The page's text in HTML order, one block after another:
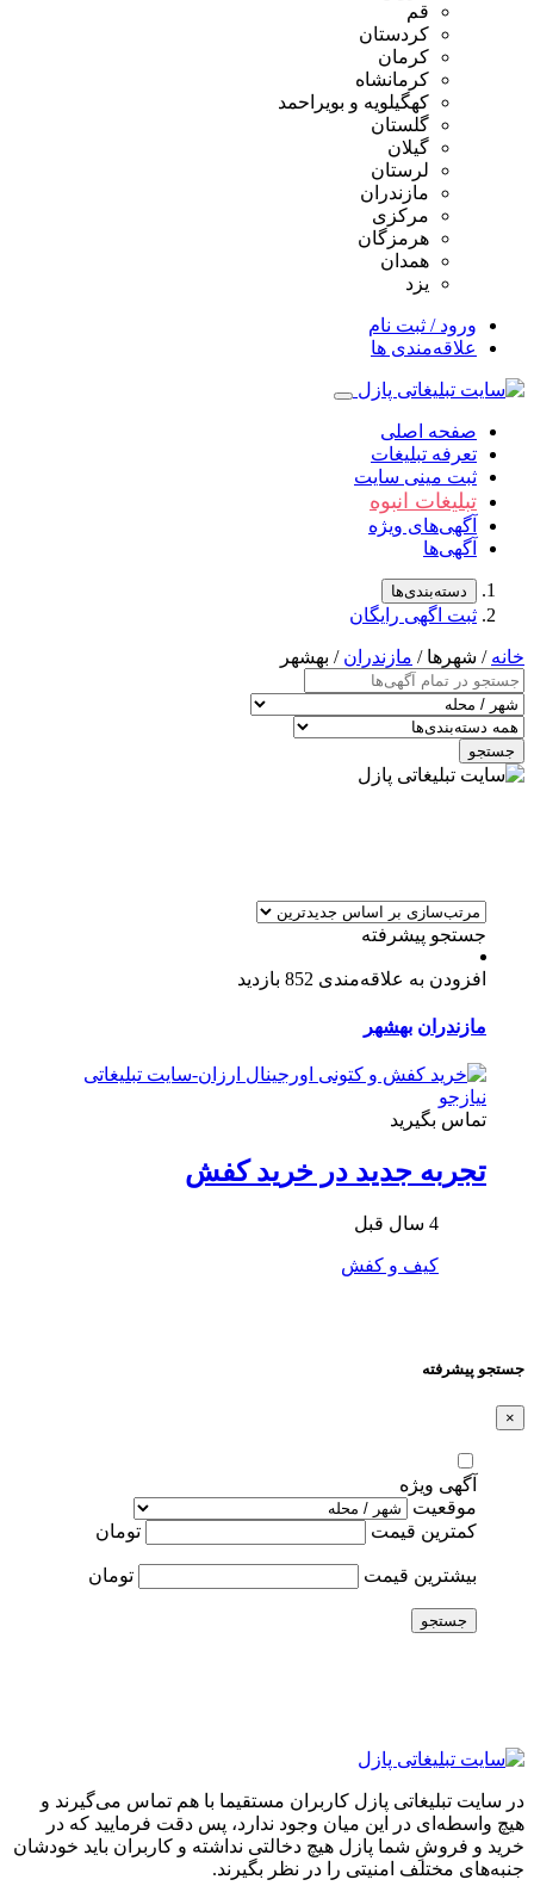
قم
کردستان
کرمان
کرمانشاه
کهگیلویه و بویراحمد
گلستان
گیلان
لرستان
مازندران
مرکزی
هرمزگان
همدان
یزد
ورود / ثبت نام
علاقه‌مندی ها
صفحه اصلی
تعرفه تبلیغات
ثبت مینی سایت
تبلیغات انبوه
آگهی‌های ویژه
آگهی‌ها
دسته‌بندی‌ها
ثبت اگهی رایگان
خانه / شهرها / مازندران / بهشهر
جستجو
جستجو پیشرفته
افزودن به علاقه‌مندی 852 بازدید
مازندران بهشهر
تماس بگیرید
تجربه جدید در خرید کفش
4 سال قبل
کیف و کفش
جستجو پیشرفته
×
آگهی ویژه
موقعیت
کمترین قیمت
تومان
بیشترین قیمت تومان
جستجو
در سایت تبلیغاتی پازل کاربران مستقیما با هم تماس می‌گیرند و
هیچ واسطه‌ای در این میان وجود ندارد، پس دقت فرمایید که در
خرید و فروشِ شما پازل هیچ دخالتی نداشته و کاربران باید خودشان
جنبه‌های مختلف امنیتی را در نظر بگیرند.